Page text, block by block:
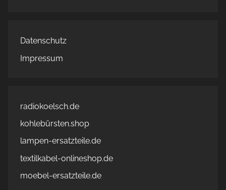
Datenschutz
Impressum
radiokoelsch.de
kohlebürsten.shop
lampen-ersatzteile.de
textilkabel-onlineshop.de
moebel-ersatzteile.de